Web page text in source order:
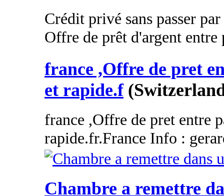
Crédit privé sans passer
Offre de prêt d'argent
france ,Offre de pret
et rapide.f
france ,Offre de pret entre
rapide.fr.France Info :
Chambre a remettre